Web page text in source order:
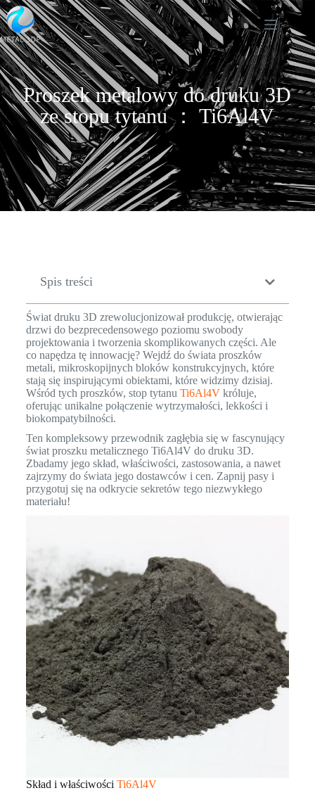
Proszek metalowy do druku 3D
ze stopu tytanu ： Ti6Al4V
Spis treści
Świat druku 3D zrewolucjonizował produkcję, otwierając
drzwi do bezprecedensowego poziomu swobody
projektowania i tworzenia skomplikowanych części. Ale
co napędza tę innowację? Wejdź do świata proszków
metali, mikroskopijnych bloków konstrukcyjnych, które
stają się inspirującymi obiektami, które widzimy dzisiaj.
Wśród tych proszków, stop tytanu Ti6Al4Vkróluje,
oferując unikalne połączenie wytrzymałości, lekkości i
biokompatybilności.
Ten kompleksowy przewodnik zagłębia się w fascynujący
świat proszku metalicznego Ti6Al4V do druku 3D.
Zbadamy jego skład, właściwości, zastosowania, a nawet
zajrzymy do świata jego dostawców i cen. Zapnij pasy i
przygotuj się na odkrycie sekretów tego niezwykłego
materiału!
Skład i właściwości Ti6Al4V